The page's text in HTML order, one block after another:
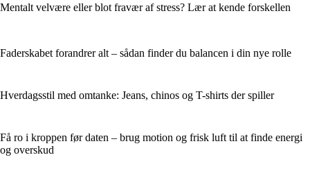
Mentalt velvære eller blot fravær af stress? Lær at kende forskellen
Faderskabet forandrer alt – sådan finder du balancen i din nye rolle
Hverdagsstil med omtanke: Jeans, chinos og T-shirts der spiller
Få ro i kroppen før daten – brug motion og frisk luft til at finde energi
og overskud